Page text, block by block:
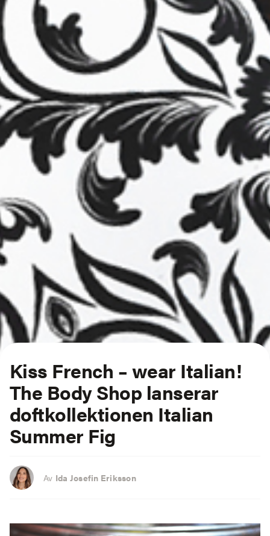
Kiss French – wear Italian!
The Body Shop lanserar
doftkollektionen Italian
Summer Fig
Av Ida Josefin Eriksson